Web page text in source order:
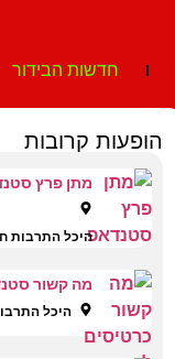
חדשות הבידור
הופעות קרובות
מתן פרץ
היכל התרבות
מה קשור
היכל